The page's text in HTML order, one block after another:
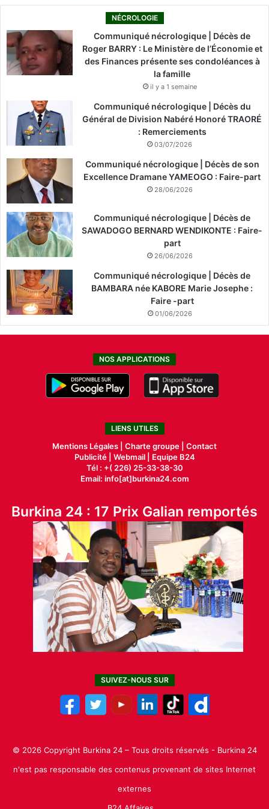
NÉCROLOGIE
Communiqué nécrologique | Décès de
Roger BARRY : Le Ministère de l’Économie et
des Finances présente ses condoléances à
la famille
il y a 1 semaine
Communiqué nécrologique | Décès du
Général de Division Nabéré Honoré TRAORÉ
: Remerciements
03/07/2026
Communiqué nécrologique | Décès de son
Excellence Dramane YAMEOGO : Faire-part
28/06/2026
Communiqué nécrologique | Décès de
SAWADOGO BERNARD WENDIKONTE : Faire-
part
26/06/2026
Communiqué nécrologique | Décès de
BAMBARA née KABORE Marie Josephe :
Faire -part
01/06/2026
NOS APPLICATIONS
LIENS UTILES
Mentions Légales | Charte groupe | Contact
Publicité| Webmail |
Equipe B24
Tél : +( 226) 25-33-38-30
Email: info[at]burkina24.com
Burkina 24 : 17 Prix Galian remportés
SUIVEZ-NOUS SUR
© 2026 Copyright Burkina 24 – Tous droits réservés - Burkina 24
n'est pas responsable des contenus provenant de sites Internet
externes